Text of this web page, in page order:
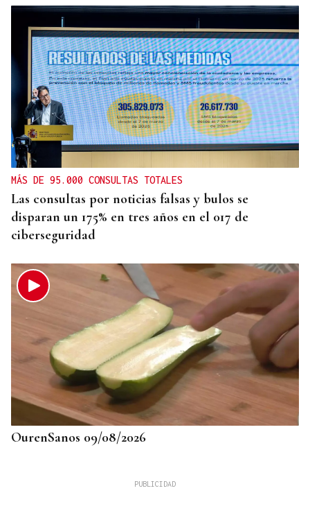
MÁS DE 95.000 CONSULTAS TOTALES
Las consultas por noticias falsas y bulos se
disparan un 175% en tres años en el 017 de
ciberseguridad
OurenSanos 09/08/2026